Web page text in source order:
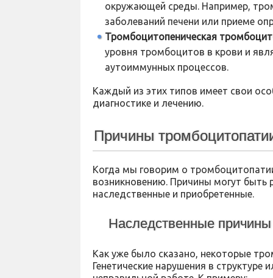
окружающей среды. Например,
заболеваний печени или приеме
Тромбоцитопеническая
уровня тромбоцитов в крови и
аутоиммунных процессов.
Каждый из этих типов имеет свои
диагностике и лечению.
Причины
Когда мы говорим о
возникновению. Причины могут
наследственные и приобретенные.
Наследственные причины
Как уже было сказано, некоторые
Генетические нарушения в